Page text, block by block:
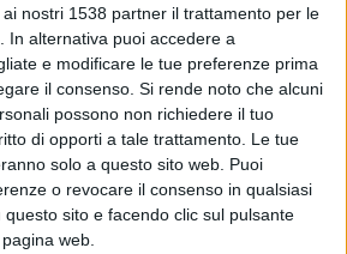
nostri 1538 partner il trattamento per le
In alternativa puoi accedere a
e modificare le tue preferenze prima
il consenso. Si rende noto che alcuni
possono non richiedere il tuo
di opporti a tale trattamento. Le tue
solo a questo sito web. Puoi
o revocare il consenso in qualsiasi
sito e facendo clic sul pulsante
web.
Città di San Salvo, alla